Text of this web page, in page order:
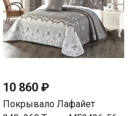
10 860 ₽
Покрывало Лафайет